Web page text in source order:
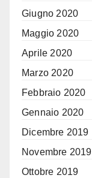
Giugno 2020
Maggio 2020
Aprile 2020
Marzo 2020
Febbraio 2020
Gennaio 2020
Dicembre 2019
Novembre 2019
Ottobre 2019